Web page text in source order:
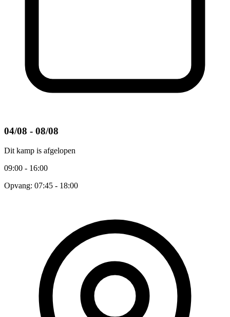
04/08 - 08/08
Dit kamp is afgelopen
09:00 - 16:00
Opvang: 07:45 - 18:00